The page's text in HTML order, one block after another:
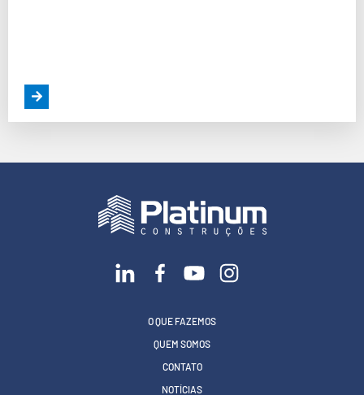
O QUE FAZEMOS
QUEM SOMOS
CONTATO
NOTÍCIAS